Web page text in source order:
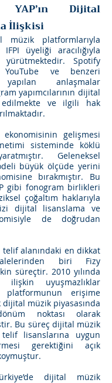
Dijital
İlişkisi
müzik platformlarıyla
üyeliği aracılığıyla
Spotify
ve benzeri
anlaşmalar
yapımcılarının dijital
ve ilgili hak
gelişmesi
sisteminde köklü
Geleneksel
büyük ölçüde yerini
bırakmıştır. Bu
gibi fonogram birlikleri
çoğaltım haklarıyla
dijital lisanslama ve
de doğrudan
telif alanındaki en dikkat
biri Fizy
süreçtir. 2010 yılında
ilişkin uyuşmazlıklar
platformunun erişime
dijital müzik piyasasında
noktası olarak
Bu süreç dijital müzik
telif lisanslarına uygun
gerektiğini açık
dijital müzik